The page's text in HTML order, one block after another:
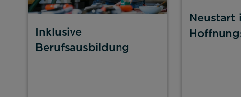
Inklusive
Berufsausbildung
Neustart